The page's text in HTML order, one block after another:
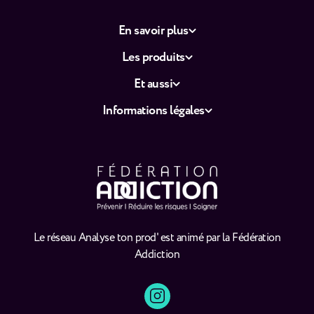
Le réseau Analyse ton prod' est animé par la Fédération
Addiction
En savoir plus
Les produits
Et aussi
Informations légales